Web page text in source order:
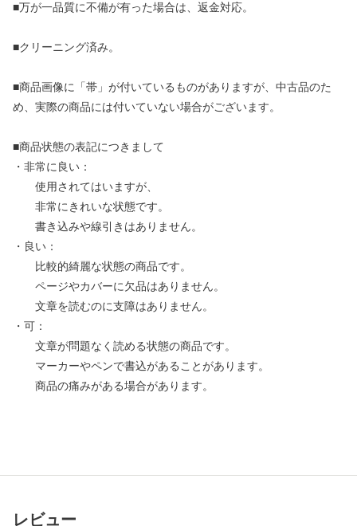
■万が一品質に不備が有った場合は、返金対応。
■クリーニング済み。
■商品画像に「帯」が付いているものがありますが、中古品のた
め、実際の商品には付いていない場合がございます。
■商品状態の表記につきまして
・非常に良い：
使用されてはいますが、
非常にきれいな状態です。
書き込みや線引きはありません。
・良い：
比較的綺麗な状態の商品です。
ページやカバーに欠品はありません。
文章を読むのに支障はありません。
・可：
文章が問題なく読める状態の商品です。
マーカーやペンで書込があることがあります。
商品の痛みがある場合があります。
レビュー